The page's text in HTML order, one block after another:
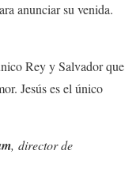
anunciar su venida.
Rey y Salvador que
Jesús es el único
, director de